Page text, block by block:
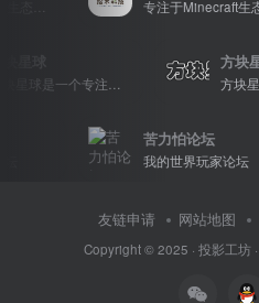
专注于
方
苦力怕论坛
我的世界玩家论坛
友链申请 网站地图
Copyright © 2025 · 投影工坊·